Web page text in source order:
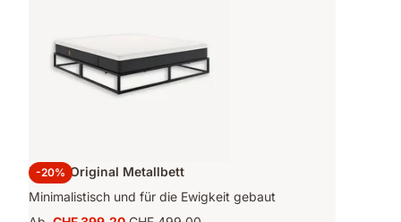
-20%
Emma Original Metallbett
Minimalistisch und für die Ewigkeit gebaut